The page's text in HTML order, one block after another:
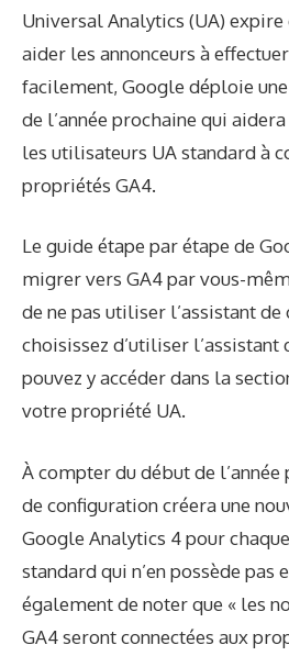
Universal Analytics (UA) expire
aider les annonceurs à
facilement, Google déploie
de l’année prochaine qui
les utilisateurs UA standard à
propriétés GA4.
Le guide étape par étape de
migrer vers GA4 par vous-
de ne pas utiliser l’assistant
choisissez d’utiliser l’assistant
pouvez y accéder dans la
votre propriété UA.
À compter du début de l’année
de configuration créera une
Google Analytics 4 pour
standard qui n’en possède pas
également de noter que « les
GA4 seront connectées aux